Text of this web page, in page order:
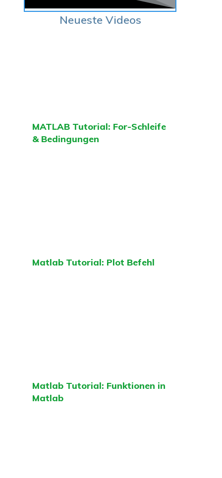
Neueste Videos
MATLAB Tutorial: For-Schleife
& Bedingungen
Matlab Tutorial: Plot Befehl
Matlab Tutorial: Funktionen in
Matlab